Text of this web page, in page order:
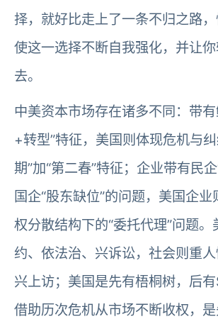
择，就好比走上了一条不归之路
使这一选择不断自我强化，并让
去。
中美资本市场存在诸多不同：带
+转型”特征，美国则体现危机与
期”加“第二春”特征；企业带有民
国企“股东缺位”的问题，美国企
权分散结构下的“委托代理”问题。
约、依法治、兴诉讼，社会则重人
兴上访；美国是先有梧桐树，后
借助历次危机从市场不断收权，